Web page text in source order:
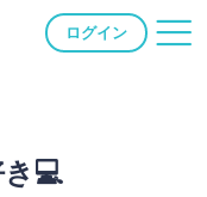
ログイン
💻